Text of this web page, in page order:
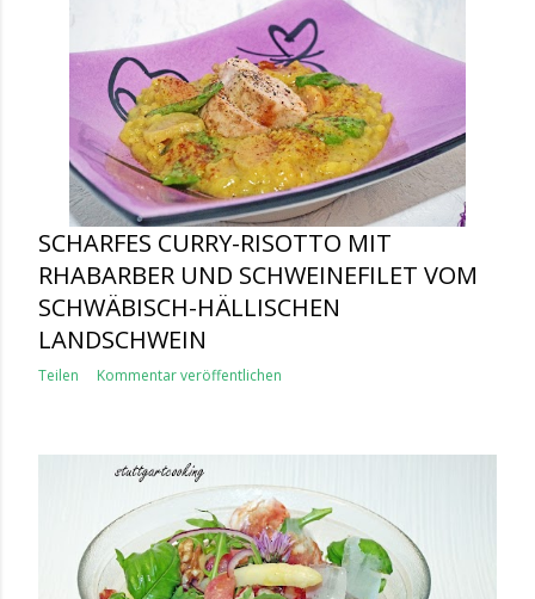
SCHARFES CURRY-RISOTTO MIT
RHABARBER UND SCHWEINEFILET VOM
SCHWÄBISCH-HÄLLISCHEN
LANDSCHWEIN
Teilen Kommentar veröffentlichen